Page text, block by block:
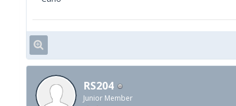
RS204
Junior Member